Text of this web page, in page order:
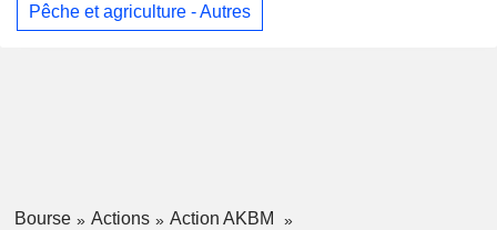
Pêche et agriculture - Autres
Bourse Actions
Action AKBM